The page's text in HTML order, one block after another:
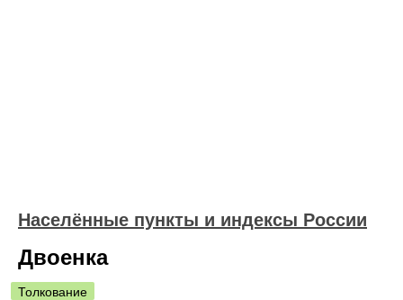
Населённые пункты и индексы России
Двоенка
Толкование